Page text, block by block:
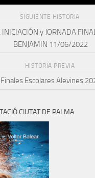
SIGUIENTE HISTORIA
INICIACIÓN y JORNADA
BENJAMIN 11/06/2022
HISTORIA PREVIA
Finales Escolares Alevines
CIUTAT DE PALMA